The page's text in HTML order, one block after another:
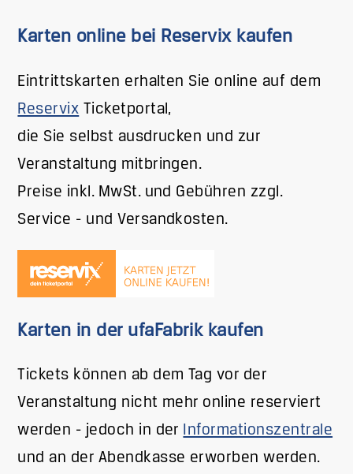
Karten online bei Reservix kaufen
Eintrittskarten erhalten Sie online auf dem
Reservix Ticketportal,
die Sie selbst ausdrucken und zur
Veranstaltung mitbringen.
Preise inkl. MwSt. und Gebühren zzgl.
Service - und Versandkosten.
Karten in der ufaFabrik kaufen
Tickets können ab dem Tag vor der
Veranstaltung nicht mehr online reserviert
werden - jedoch in der Informationszentrale
und an der Abendkasse erworben werden.